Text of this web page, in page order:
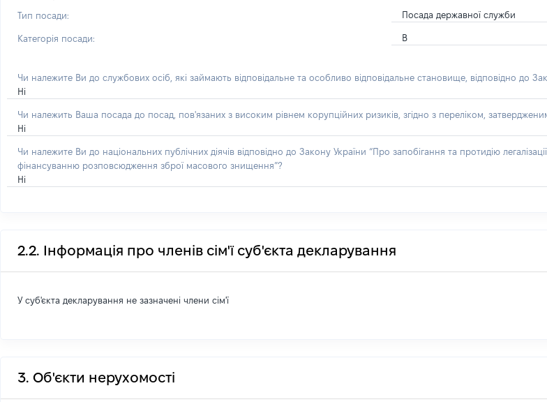
Тип посади: Посада державної служби
Категорія посади: В
Чи належите Ви до службових осіб, які займають відповідальне та особливо відповідальне становище, відповідно до
Ні
Чи належить Ваша посада до посад, пов'язаних з високим рівнем корупційних ризиків, згідно з переліком,
Ні
Чи належите Ви до національних публічних діячів відповідно до Закону України “Про запобігання та протидію
фінансуванню розповсюдження зброї масового знищення”?
Ні
2.2. Інформація про членів сім'ї суб'єкта декларування
У суб'єкта декларування не зазначені члени сім'ї
3. Об'єкти нерухомості